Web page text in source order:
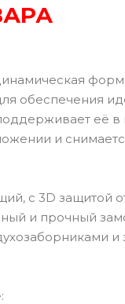
обеспечения
её
и
с 3D защитой
и прочный
и